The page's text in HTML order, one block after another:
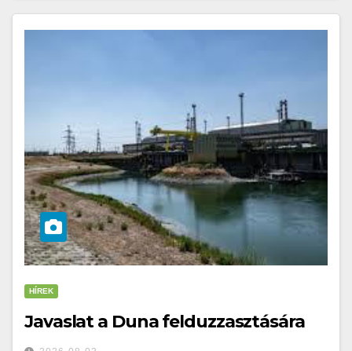
HÍREK
Javaslat a Duna felduzzasztására